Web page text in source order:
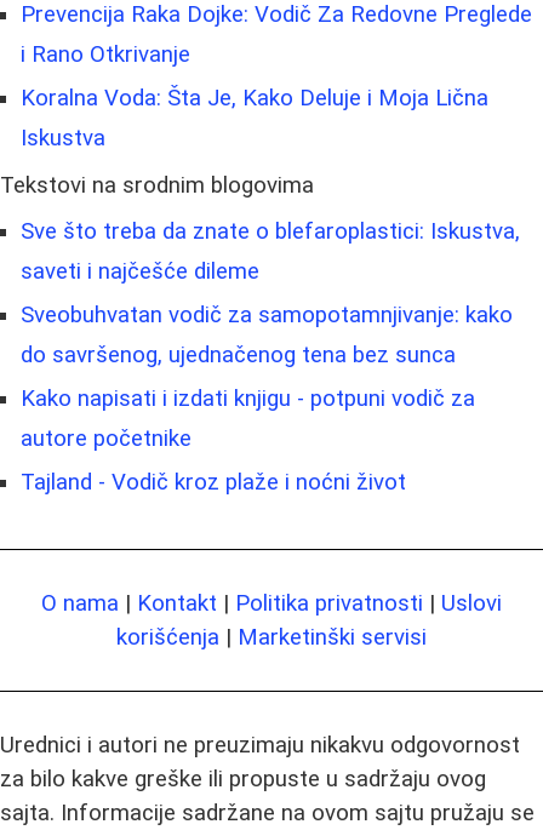
Prevencija Raka Dojke: Vodič Za Redovne Preglede
i Rano Otkrivanje
Koralna Voda: Šta Je, Kako Deluje i Moja Lična
Iskustva
Tekstovi na srodnim blogovima
Sve što treba da znate o blefaroplastici: Iskustva,
saveti i najčešće dileme
Sveobuhvatan vodič za samopotamnjivanje: kako
do savršenog, ujednačenog tena bez sunca
Kako napisati i izdati knjigu - potpuni vodič za
autore početnike
Tajland - Vodič kroz plaže i noćni život
O nama | Kontakt | Politika privatnosti | Uslovi
korišćenja | Marketinški servisi
Urednici i autori ne preuzimaju nikakvu odgovornost
za bilo kakve greške ili propuste u sadržaju ovog
sajta. Informacije sadržane na ovom sajtu pružaju se